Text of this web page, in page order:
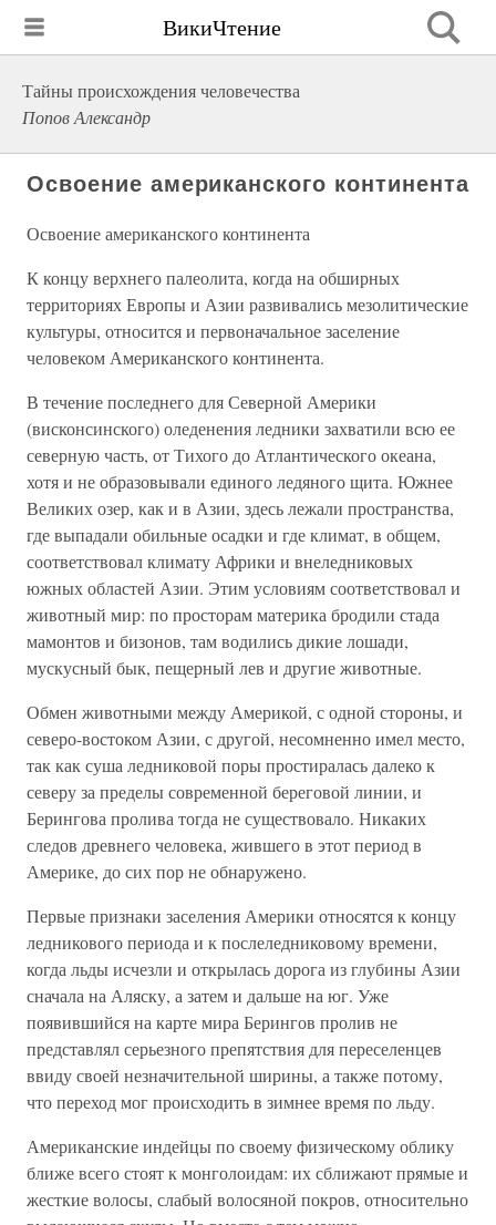
ВикиЧтение
Тайны происхождения человечества
Попов Александр
Освоение американского континента
Освоение американского континента
К концу верхнего палеолита, когда на обширных
территориях Европы и Азии развивались мезолитические
культуры, относится и первоначальное заселение
человеком Американского континента.
В течение последнего для Северной Америки
(висконсинского) оледенения ледники захватили всю ее
северную часть, от Тихого до Атлантического океана,
хотя и не образовывали единого ледяного щита. Южнее
Великих озер, как и в Азии, здесь лежали пространства,
где выпадали обильные осадки и где климат, в общем,
соответствовал климату Африки и внеледниковых
южных областей Азии. Этим условиям соответствовал и
животный мир: по просторам материка бродили стада
мамонтов и бизонов, там водились дикие лошади,
мускусный бык, пещерный лев и другие животные.
Обмен животными между Америкой, с одной стороны, и
северо-востоком Азии, с другой, несомненно имел место,
так как суша ледниковой поры простиралась далеко к
северу за пределы современной береговой линии, и
Берингова пролива тогда не существовало. Никаких
следов древнего человека, жившего в этот период в
Америке, до сих пор не обнаружено.
Первые признаки заселения Америки относятся к концу
ледникового периода и к послеледниковому времени,
когда льды исчезли и открылась дорога из глубины Азии
сначала на Аляску, а затем и дальше на юг. Уже
появившийся на карте мира Берингов пролив не
представлял серьезного препятствия для переселенцев
ввиду своей незначительной ширины, а также потому,
что переход мог происходить в зимнее время по льду.
Американские индейцы по своему физическому облику
ближе всего стоят к монголоидам: их сближают прямые и
жесткие волосы, слабый волосяной покров, относительно